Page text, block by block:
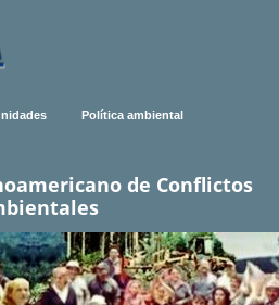
Política ambiental
de Conflictos